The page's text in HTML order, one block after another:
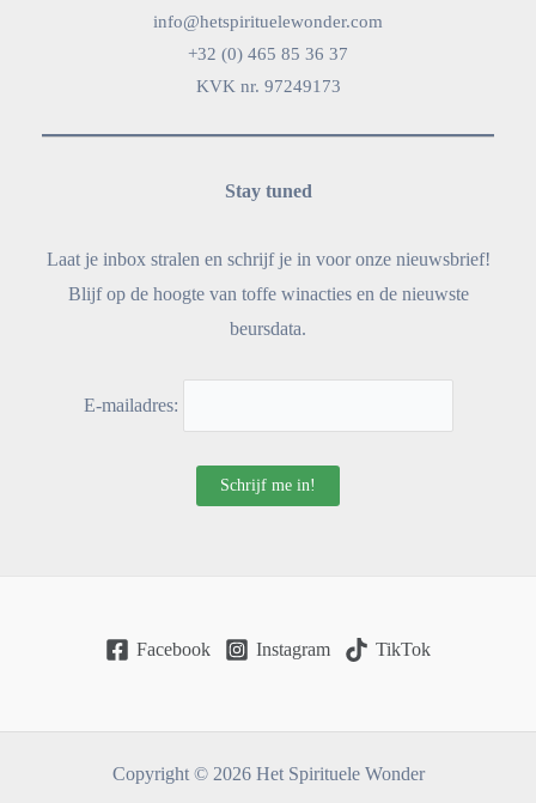
info@hetspirituelewonder.com
+32 (0) 465 85 36 37
KVK nr. 97249173
Stay tuned
Laat je inbox stralen en schrijf je in voor onze nieuwsbrief!
Blijf op de hoogte van toffe winacties en de nieuwste
beursdata.
E-mailadres:
Facebook Instagram TikTok
Copyright © 2026 Het Spirituele Wonder